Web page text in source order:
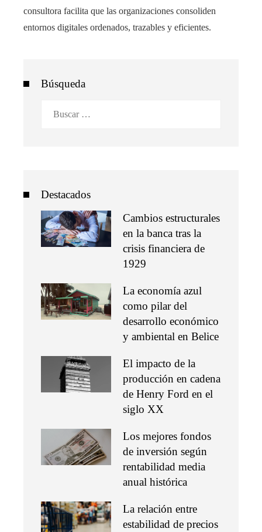
consultora facilita que las organizaciones consoliden
entornos digitales ordenados, trazables y eficientes.
Búsqueda
Destacados
Cambios estructurales
en la banca tras la
crisis financiera de
1929
La economía azul
como pilar del
desarrollo económico
y ambiental en Belice
El impacto de la
producción en cadena
de Henry Ford en el
siglo XX
Los mejores fondos
de inversión según
rentabilidad media
anual histórica
La relación entre
estabilidad de precios